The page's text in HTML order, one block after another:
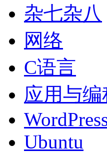
杂七杂八
网络
C语言
应用与编
Ubuntu